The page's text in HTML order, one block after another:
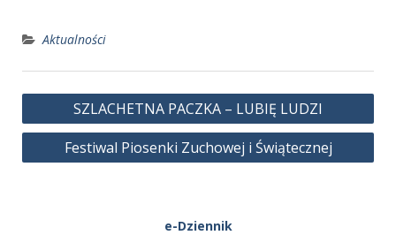
Aktualności
Nawigacja
wpisu
SZLACHETNA PACZKA – LUBIĘ LUDZI
Festiwal Piosenki Zuchowej i Świątecznej
e-Dziennik